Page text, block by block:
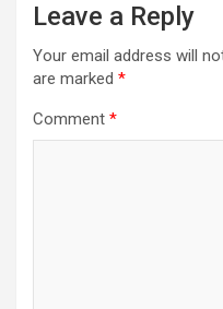
Leave a Reply
Your email address will
are marked *
Comment *